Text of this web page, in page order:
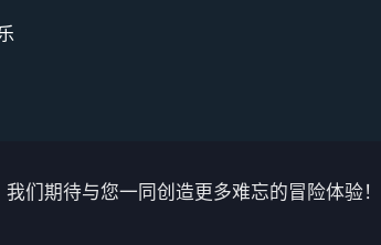
们期待与您一同创造更多难忘的冒险体验！